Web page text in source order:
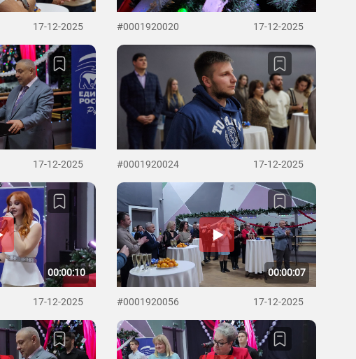
17-12-2025 #0001920020 17-12-2025
17-12-2025 #0001920024 17-12-2025
00:00:10
17-12-2025
00:00:07
#0001920056 17-12-2025